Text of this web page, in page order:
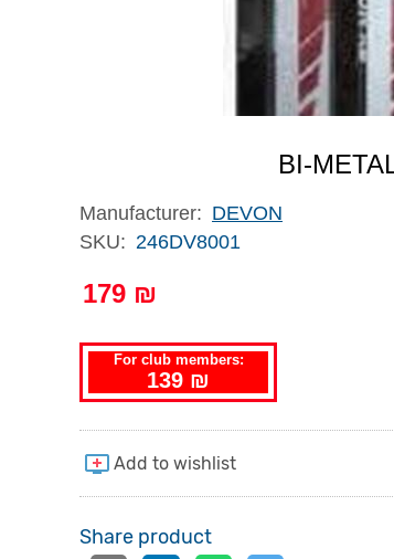
BI-
Manufacturer: DEVON
SKU: 246DV8001
179 ₪
For club members:
139 ₪
Share product